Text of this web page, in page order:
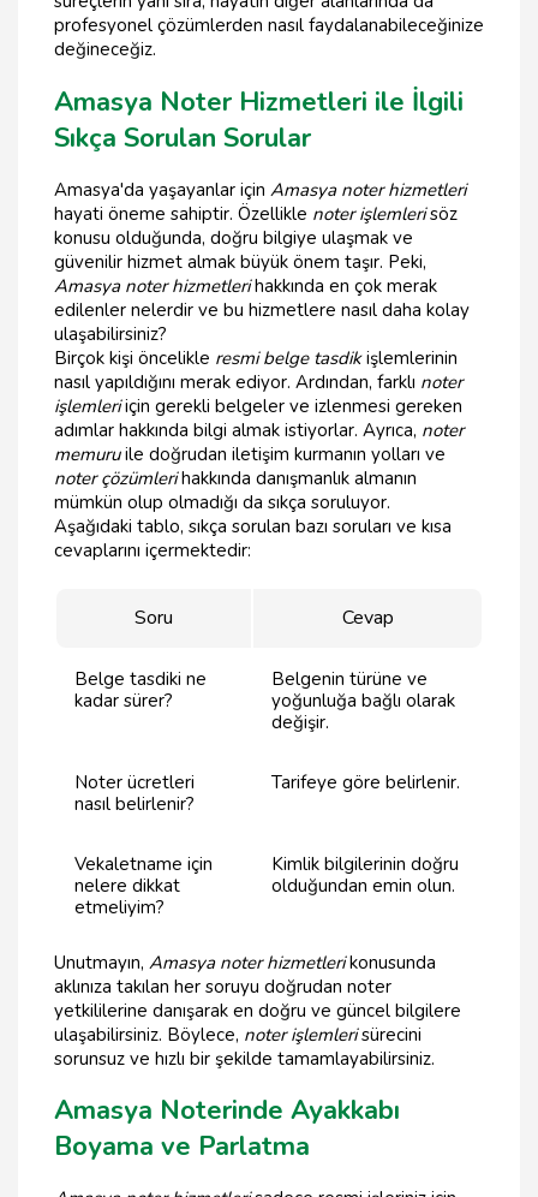
profesyonel çözümlerden nasıl faydalanabileceğinize
değineceğiz.
Amasya Noter Hizmetleri ile İlgili
Sıkça Sorulan Sorular
Amasya'da yaşayanlar için Amasya noter hizmetleri
hayati öneme sahiptir. Özellikle noter işlemlerisöz
konusu olduğunda, doğru bilgiye ulaşmak ve
güvenilir hizmet almak büyük önem taşır. Peki,
Amasya noter hizmetlerihakkında en çok merak
edilenler nelerdir ve bu hizmetlere nasıl daha kolay
ulaşabilirsiniz?
Birçok kişi öncelikle resmi belge tasdikişlemlerinin
nasıl yapıldığını merak ediyor. Ardından, farklı noter
işlemleriiçin gerekli belgeler ve izlenmesi gereken
adımlar hakkında bilgi almak istiyorlar. Ayrıca, noter
memuruile doğrudan iletişim kurmanın yolları ve
noter çözümlerihakkında danışmanlık almanın
mümkün olup olmadığı da sıkça soruluyor.
Aşağıdaki tablo, sıkça sorulan bazı soruları ve kısa
cevaplarını içermektedir:
Soru Cevap
Belge tasdiki ne
kadar sürer?
Belgenin türüne ve
yoğunluğa bağlı olarak
değişir.
Noter ücretleri
nasıl belirlenir?
Tarifeye göre belirlenir.
Vekaletname için
nelere dikkat
etmeliyim?
Kimlik bilgilerinin doğru
olduğundan emin olun.
Unutmayın, Amasya noter hizmetlerikonusunda
aklınıza takılan her soruyu doğrudan noter
yetkililerine danışarak en doğru ve güncel bilgilere
ulaşabilirsiniz. Böylece, noter işlemlerisürecini
sorunsuz ve hızlı bir şekilde tamamlayabilirsiniz.
Amasya Noterinde Ayakkabı
Boyama ve Parlatma